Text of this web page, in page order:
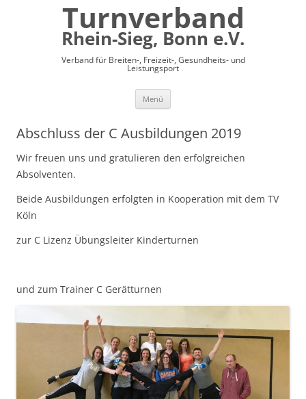
Turnverband
Rhein-Sieg, Bonn e.V.
Verband für Breiten-, Freizeit-, Gesundheits- und
Leistungsport
Menü
Abschluss der C Ausbildungen 2019
Wir freuen uns und gratulieren den erfolgreichen
Absolventen.
Beide Ausbildungen erfolgten in Kooperation mit dem TV
Köln
zur C Lizenz Übungsleiter Kinderturnen
und zum Trainer C Gerätturnen